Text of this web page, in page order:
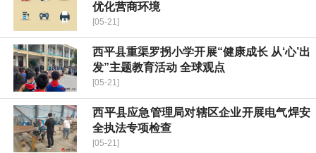
优化营商环境
[05-21]
​西平县重渠罗拐小学开展“健康成长 从‘心’出
发”主题教育活动 全球观点
[05-21]
​西平县应急管理局对辖区企业开展电气焊安
全执法专项检查
[05-21]